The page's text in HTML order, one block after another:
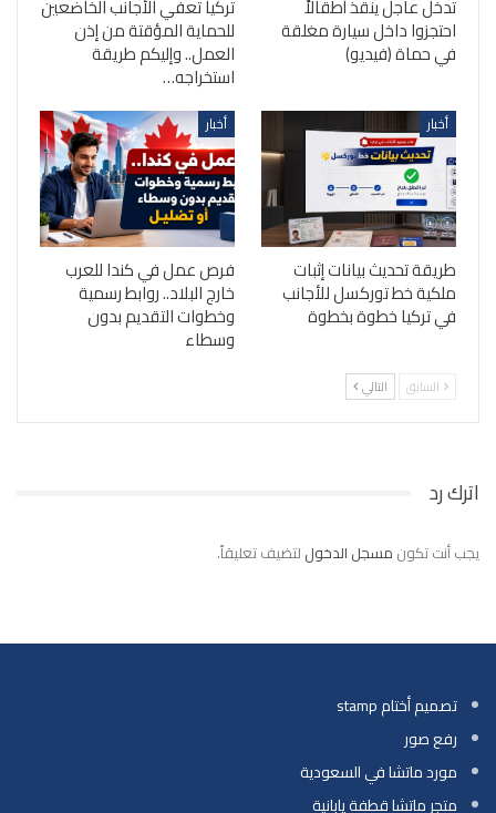
تدخل عاجل ينقذ أطقالاً
احتجزوا داخل سيارة مغلقة
في حماة (فيديو)
تركيا تعفي الأجانب الخاضعين
للحماية المؤقتة من إذن
العمل.. وإليكم طريقة
استخراجه…
أخبار
طريقة تحديث بيانات إثبات
ملكية خط توركسل للأجانب
في تركيا خطوة بخطوة
أخبار
فرص عمل في كندا للعرب
خارج البلاد.. روابط رسمية
وخطوات التقديم بدون
وسطاء
السابق التالي
اترك رد
يجب أنت تكون مسجل الدخول لتضيف تعليقاً.
تصميم أختام stamp
رفع صور
مورد ماتشا في السعودية
متجر ماتشا قطفة يابانية